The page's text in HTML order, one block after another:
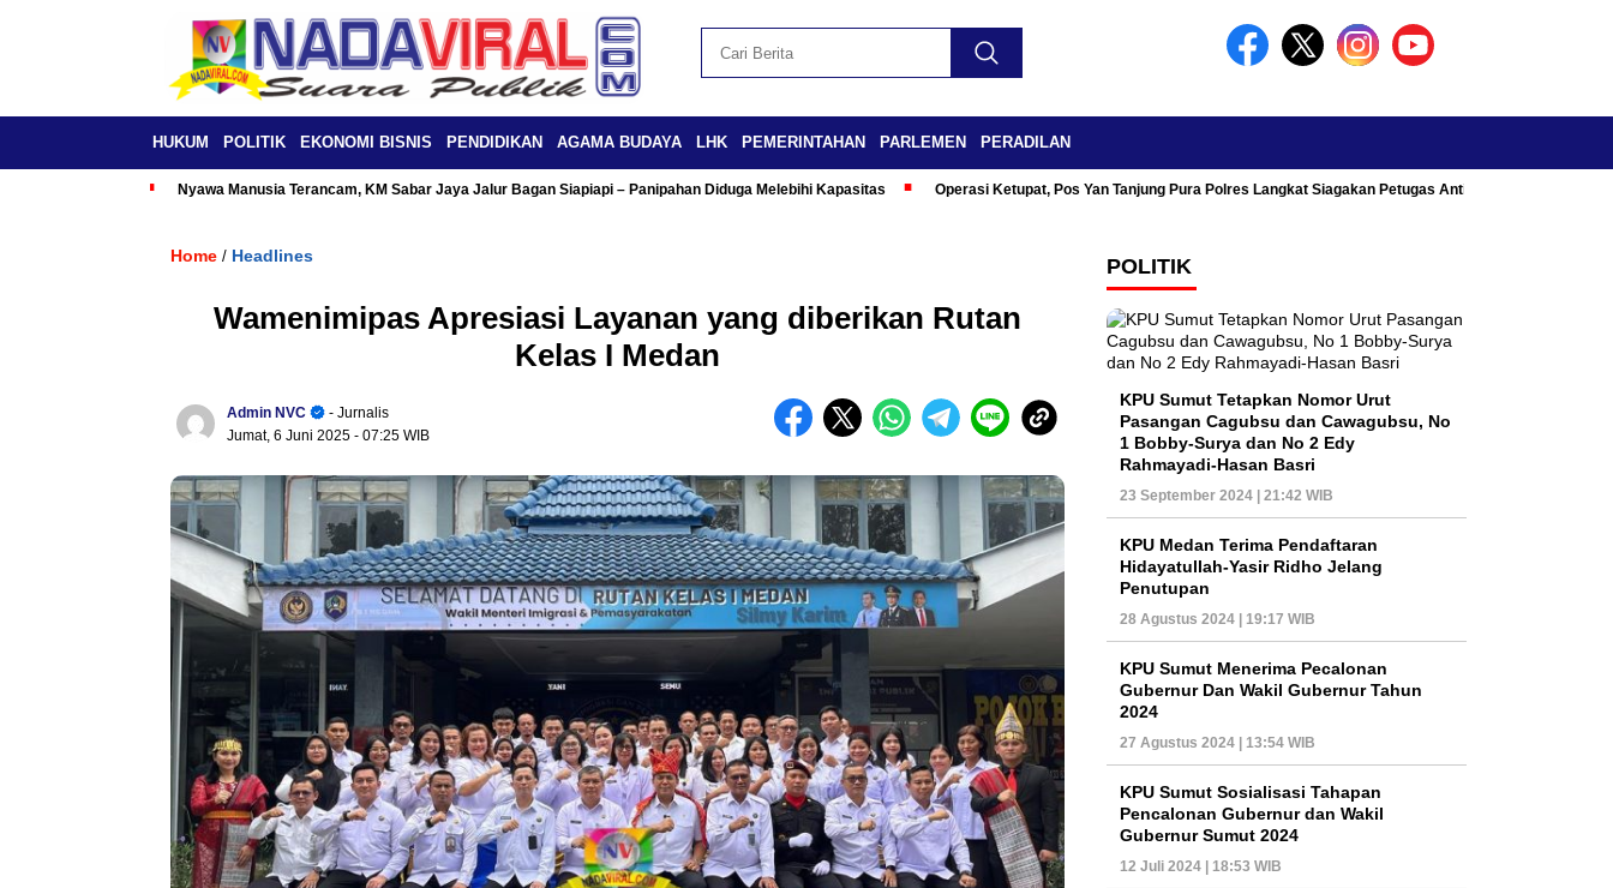
HUKUM POLITIK EKONOMI BISNIS PENDIDIKAN AGAMA BUDAYA LHK PEMERINTAHAN PARLEMEN PERADILAN
Nyawa Manusia Terancam, KM Sabar Jaya Jalur Bagan Siapiapi – Panipahan Diduga Melebihi Kapasitas Operasi Ketupat, Pos Yan Tanjung Pura Polres Langkat Siagakan Petugas Antisipasi Kemacetan
Home / Headlines
Wamenimipas Apresiasi Layanan yang diberikan Rutan
Kelas I Medan
Admin NVC
- Jurnalis
Jumat, 6 Juni 2025 - 07:25 WIB
POLITIK
KPU Sumut Tetapkan Nomor Urut
Pasangan Cagubsu dan Cawagubsu, No
1 Bobby-Surya dan No 2 Edy
Rahmayadi-Hasan Basri
23 September 2024 | 21:42 WIB
KPU Medan Terima Pendaftaran
Hidayatullah-Yasir Ridho Jelang
Penutupan
28 Agustus 2024 | 19:17 WIB
KPU Sumut Menerima Pecalonan
Gubernur Dan Wakil Gubernur Tahun
2024
27 Agustus 2024 | 13:54 WIB
KPU Sumut Sosialisasi Tahapan
Pencalonan Gubernur dan Wakil
Gubernur Sumut 2024
12 Juli 2024 | 18:53 WIB